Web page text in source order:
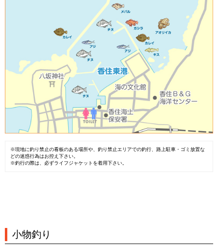
※現地に釣り禁止の看板のある場所や、釣り禁止エリアでの釣行、路上駐車・ゴミ放置な
どの迷惑行為はお控え下さい。
※釣行の際は、必ずライフジャケットを着用下さい。
小物釣り